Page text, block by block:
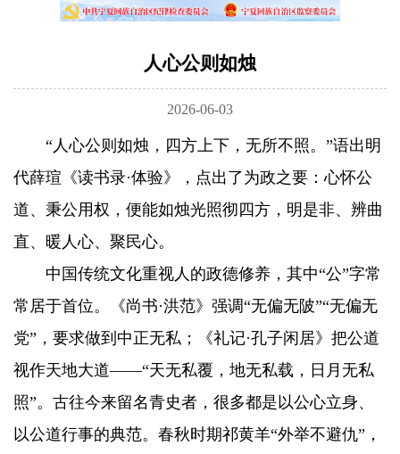
人心公则如烛
2026-06-03
“人心公则如烛，四方上下，无所不照。”语出明
代薛瑄《读书录·体验》，点出了为政之要：心怀公
道、秉公用权，便能如烛光照彻四方，明是非、辨曲
直、暖人心、聚民心。
中国传统文化重视人的政德修养，其中“公”字常
常居于首位。《尚书·洪范》强调“无偏无陂”“无偏无
党”，要求做到中正无私；《礼记·孔子闲居》把公道
视作天地大道——“天无私覆，地无私载，日月无私
照”。古往今来留名青史者，很多都是以公心立身、
以公道行事的典范。春秋时期祁黄羊“外举不避仇”，